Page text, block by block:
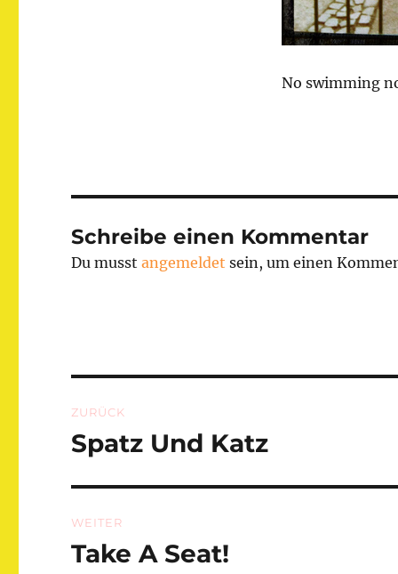
No swimming
Schreibe einen Kommentar
Du musstangemeldet sein, um einen
ZURÜCK
Vorheriger
Spatz Und Katz
WEITER
Nächster
Take A Seat!